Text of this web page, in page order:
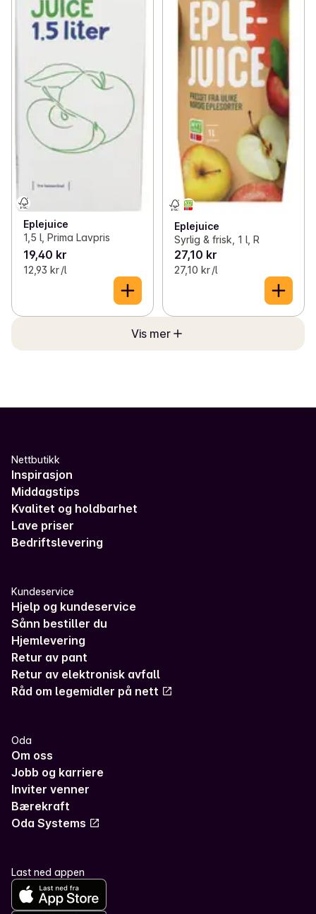
Eplejuice
1,5 l, Prima Lavpris
19,40 kr
12,93 kr /l
Eplejuice
Syrlig & frisk, 1 l, R
27,10 kr
27,10 kr /l
Vis mer
Nettbutikk
Inspirasjon
Middagstips
Kvalitet og holdbarhet
Lave priser
Bedriftslevering
Kundeservice
Hjelp og kundeservice
Sånn bestiller du
Hjemlevering
Retur av pant
Retur av elektronisk avfall
Råd om legemidler på nett
Oda
Om oss
Jobb og karriere
Inviter venner
Bærekraft
Oda Systems
Last ned appen